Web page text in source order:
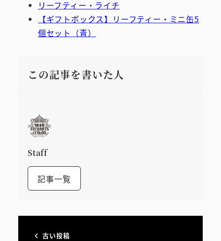
リーフティー・ライチ
【ギフトボックス】リーフティー・ミニ缶5
個セット（青）
この記事を書いた人
Staff
記事一覧
古い投稿